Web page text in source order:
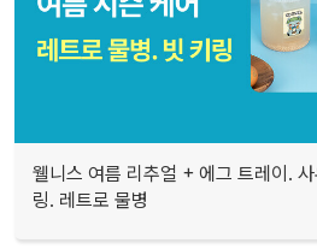
웰니스 여름 리추얼 + 에그 트레이. 사
링. 레트로 물병